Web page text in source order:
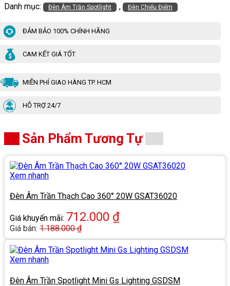
Danh mục: Đèn Âm Trần Spotlight , Đèn Chiếu Điểm
ĐẢM BẢO 100% CHÍNH HÃNG
CAM KẾT GIÁ TỐT
MIỄN PHÍ GIAO HÀNG TP. HCM
HỖ TRỢ 24/7
Sản Phẩm Tương Tự
Xem nhanh
Đèn Âm Trần Thạch Cao 360° 20W GSAT36020
Giá khuyến mãi: 712.000 ₫
Giá bán: 1.188.000₫
Xem nhanh
Đèn Âm Trần Spotlight Mini Gs Lighting GSDSM